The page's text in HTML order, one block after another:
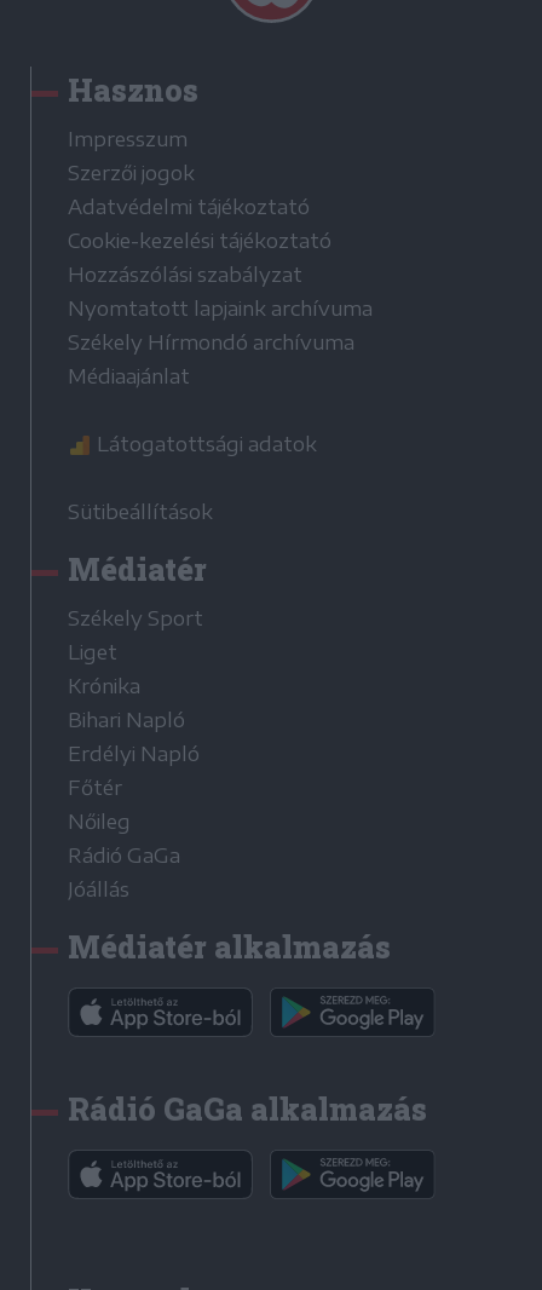
Hasznos
Impresszum
Szerzői jogok
Adatvédelmi tájékoztató
Cookie-kezelési tájékoztató
Hozzászólási szabályzat
Nyomtatott lapjaink archívuma
Székely Hírmondó archívuma
Médiaajánlat
Látogatottsági adatok
Sütibeállítások
Médiatér
Székely Sport
Liget
Krónika
Bihari Napló
Erdélyi Napló
Főtér
Nőileg
Rádió GaGa
Jóállás
Médiatér alkalmazás
Rádió GaGa alkalmazás